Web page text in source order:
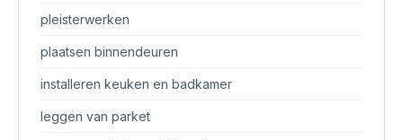
pleisterwerken
plaatsen binnendeuren
installeren keuken en badkamer
leggen van parket